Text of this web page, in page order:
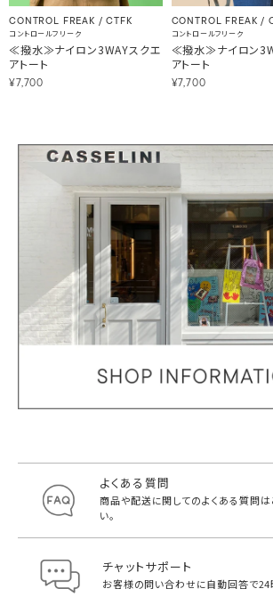
CONTROL FREAK / CTFK
コントロールフリーク
≪撥水≫ナイロン3WAYスクエ
アトート
¥7,700
CONTROL FREAK /
コントロールフリーク
≪撥水≫ナイロン
アトート
¥7,700
よくある質問
商品や配送に関してのよくある質問は
い。
チャットサポート
お客様の問い合わせに自動回答で24